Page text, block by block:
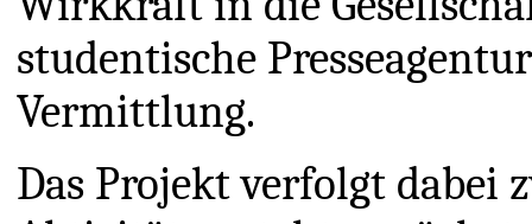
studentische
Vermittlung.
Das Projekt verfolgt dabei